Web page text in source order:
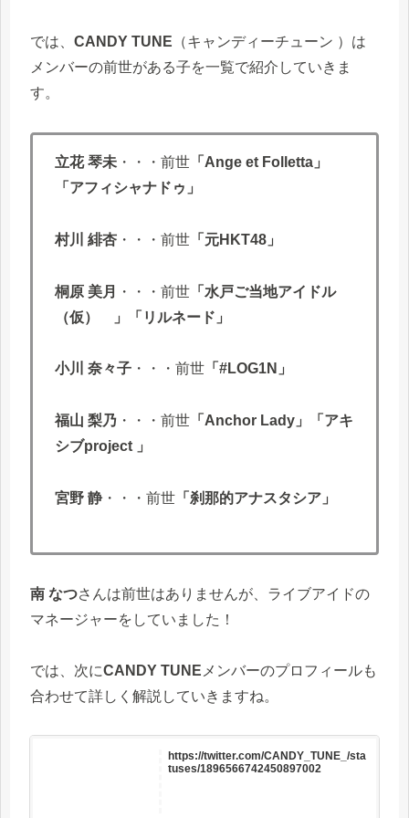
では、 CANDY TUNE （キャンディーチューン ）は
メンバーの前世がある子を一覧で紹介していきま
す。
立花 琴未 ・・・前世 「Ange et Folletta」
「アフィシャナドゥ」
村川 緋杏 ・・・前世 「元HKT48」
桐原 美月 ・・・前世 「水戸ご当地アイドル
（仮） 」「リルネード」
小川 奈々子 ・・・前世 「#LOG1N」
福山 梨乃 ・・・前世 「Anchor Lady」「アキ
シブproject 」
宮野 静・・・前世 「刹那的アナスタシア」
南 なつさんは前世はありませんが、ライブアイドの
マネージャーをしていました！
では、次にCANDY TUNE メンバーのプロフィールも
合わせて詳しく解説していきますね。
https://twitter.com/CANDY_TUNE_/sta
tuses/1896566742450897002